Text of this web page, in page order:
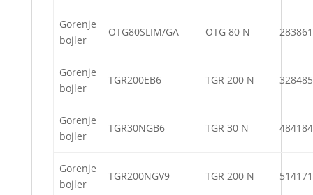
Gorenje
bojler
OTG80SLIM/GA OTG 80 N 283861
Gorenje
bojler
TGR200EB6 TGR 200 N 328485
Gorenje
bojler
TGR30NGB6 TGR 30 N 484184
Gorenje
bojler
TGR200NGV9 TGR 200 N 514171